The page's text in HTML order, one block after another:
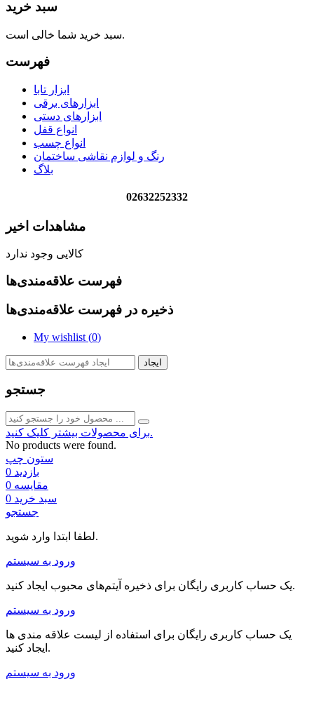
سبد خرید
سبد خرید شما خالی است.
فهرست
ابزار تابا
ابزارهای برقی
ابزارهای دستی
انواع قفل
انواع چسب
رنگ و لوازم نقاشی ساختمان
بلاگ
02632252332
مشاهدات اخیر
کالایی وجود ندارد
فهرست علاقه‌مندی‌ها
ذخیره در فهرست علاقه‌مندی‌ها
My wishlist (0)
ایجاد
جستجو
برای محصولات بیشتر کلیک کنید.
No products were found.
ستون چپ
بازدید 0
مقایسه 0
سبد خرید 0
جستجو
لطفا ابتدا وارد شوید.
ورود به سیستم
یک حساب کاربری رایگان برای ذخیره آیتم‌های محبوب ایجاد کنید.
ورود به سیستم
یک حساب کاربری رایگان برای استفاده از لیست علاقه مندی ها
ایجاد کنید.
ورود به سیستم